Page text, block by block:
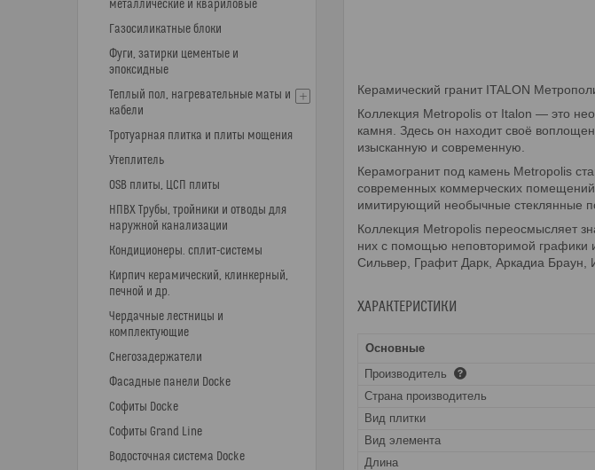
Керамический гранит ITALON
Коллекция Metropolis от Italon — это
камня. Здесь он находит своё
изысканную и современную.
Керамогранит под камень Metropolis
современных коммерческих
имитирующий необычные стеклянные
Коллекция Metropolis переосмысляет
них с помощью неповторимой графики
Сильвер, Графит Дарк, Аркадиа Браун,
ХАРАКТЕРИСТИКИ
Основные
Производитель
Страна производитель
Вид плитки
Вид элемента
Длина
металлические и квариловые
Газосиликатные блоки
Фуги, затирки цементые и
эпоксидные
Теплый пол, нагревательные маты и
кабели
Тротуарная плитка и плиты мощения
Утеплитель
OSB плиты, ЦСП плиты
НПВХ Трубы, тройники и отводы для
наружной канализации
Кондиционеры. сплит-системы
Кирпич керамический, клинкерный,
печной и др.
Чердачные лестницы и
комплектующие
Снегозадержатели
Фасадные панели Docke
Софиты Docke
Софиты Grand Line
Водосточная система Docke